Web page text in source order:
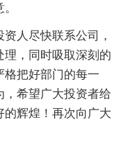
人尽快联系公司，
，同时吸取深刻的
格把好部门的每一
，希望广大投资者给
辉煌！再次向广大